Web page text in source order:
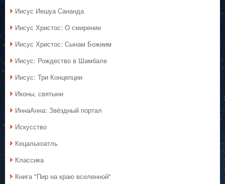
Иисус Иешуа Сананда
Иисус Христос: О смирении
Иисус Христос: Сынам Божиим
Иисус: Рождество в Шамбале
Иисус: Три Концепции
Иконы, святыни
ИннаАнна: Звёздный портал
Искусство
Кецалькоатль
Классика
Книга "Пир на краю вселенной"